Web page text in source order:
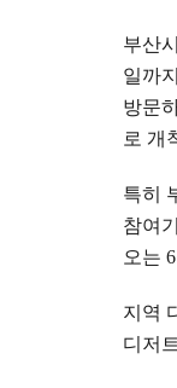
부산
일까
방문
로 개
특히
참여
오는 6
지역
디저